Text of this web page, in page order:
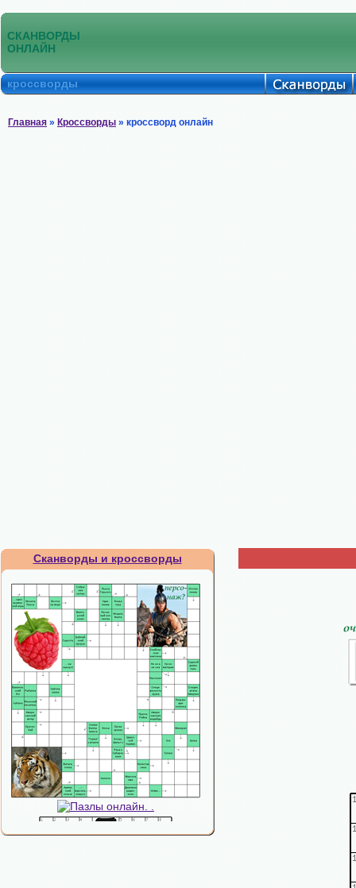
СКАНВОРДЫ
ОНЛАЙН
кроссворды
Главная » Кроссворды » кроссворд онлайн
Сканворды и кроссворды